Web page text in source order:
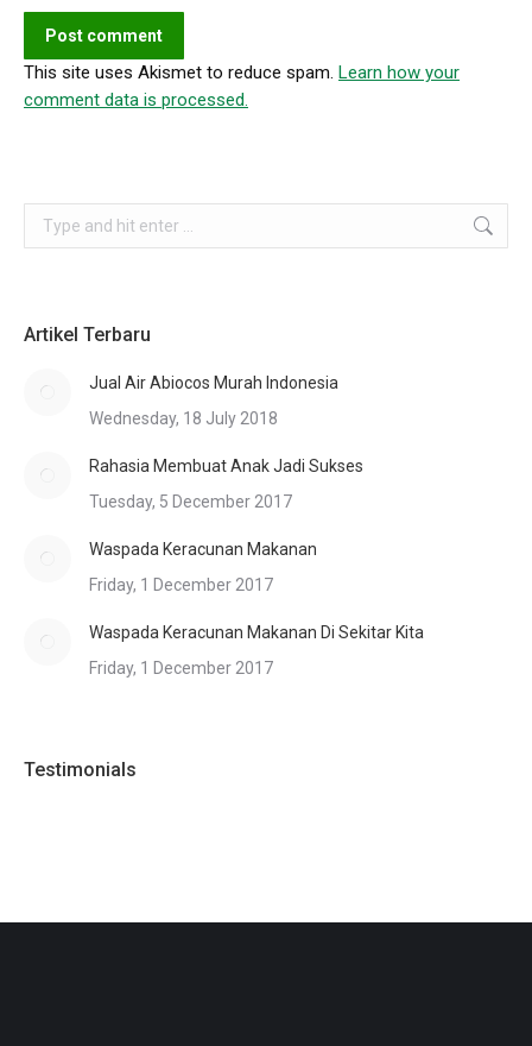
Post comment
This site uses Akismet to reduce spam. Learn how your
comment data is processed.
Search:
Artikel Terbaru
Jual Air Abiocos Murah Indonesia
Wednesday, 18 July 2018
Rahasia Membuat Anak Jadi Sukses
Tuesday, 5 December 2017
Waspada Keracunan Makanan
Friday, 1 December 2017
Waspada Keracunan Makanan Di Sekitar Kita
Friday, 1 December 2017
Testimonials